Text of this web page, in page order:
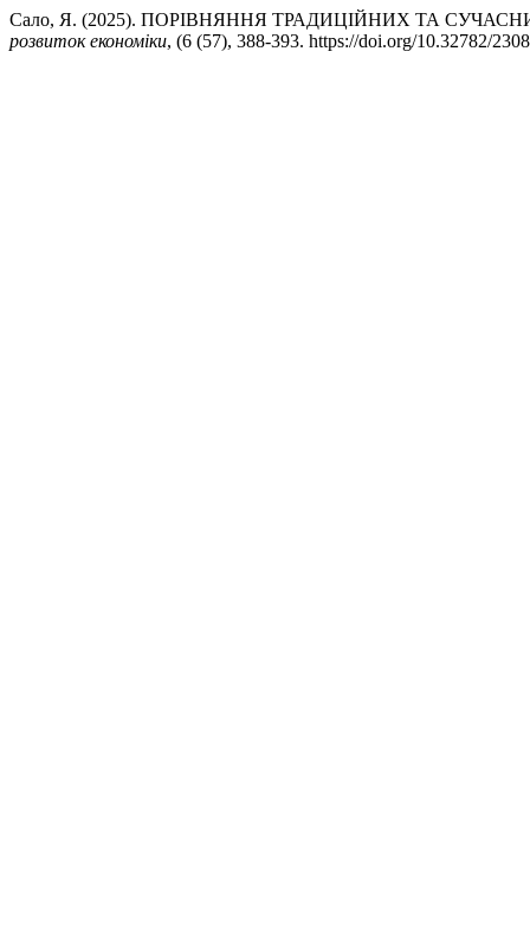
Сало, Я. (2025). ПОРІВНЯННЯ ТРАДИЦІЙНИХ ТА
розвиток економіки, (6 (57), 388-393. https://doi.org/10.32782/